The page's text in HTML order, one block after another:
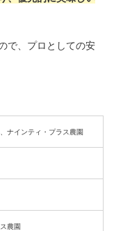
で、プロとしての安
ナインティ・プラス農園
農園